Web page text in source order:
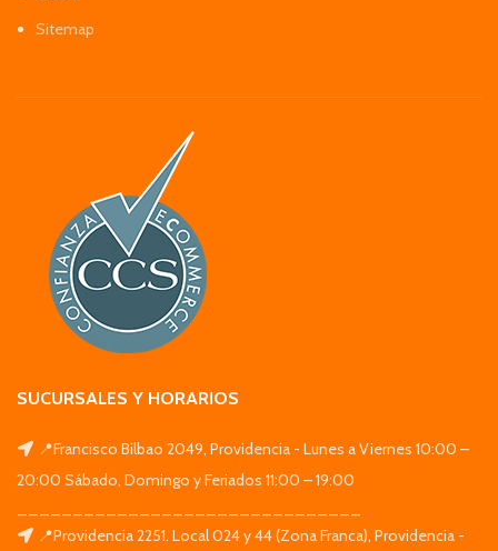
Sitemap
SUCURSALES Y HORARIOS
📍Francisco Bilbao 2049, Providencia - Lunes a Viernes 10:00 –
20:00 Sábado, Domingo y Feriados 11:00 – 19:00
📍Providencia 2251. Local 024 y 44 (Zona Franca), Providencia -